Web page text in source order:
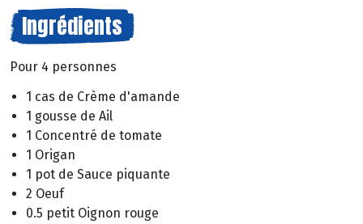
Ingrédients
Pour 4 personnes
1 cas de Crème d'amande
1 gousse de Ail
1 Concentré de tomate
1 Origan
1 pot de Sauce piquante
2 Oeuf
0.5 petit Oignon rouge